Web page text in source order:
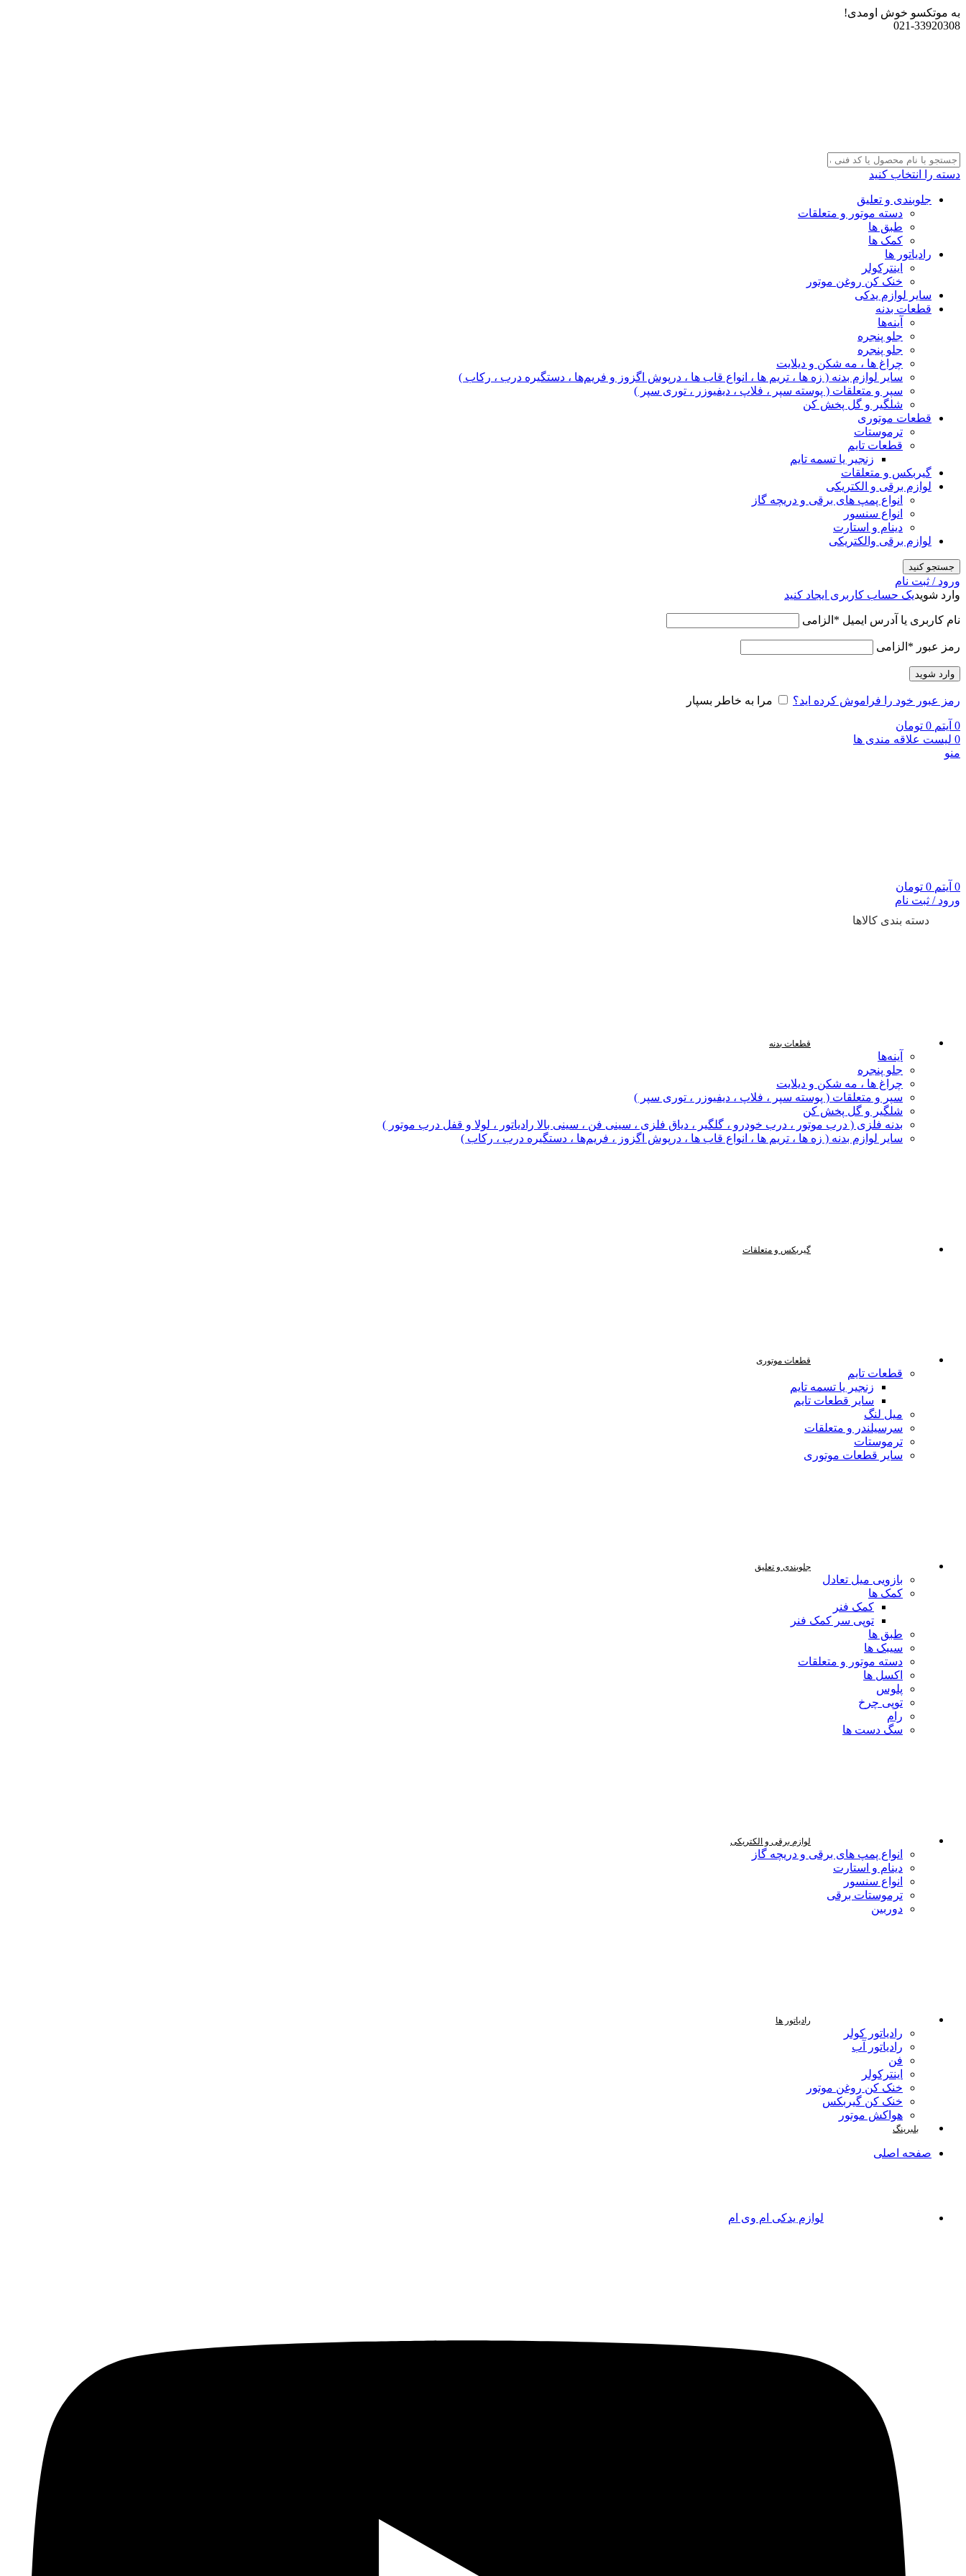
به موتکسو خوش اومدی!
021-33920308
دسته را انتخاب کنید
جلوبندی و تعلیق
دسته موتور و متعلقات
طبق ها
کمک ها
رادیاتور ها
اینترکولر
خنک کن روغن موتور
سایر لوازم یدکی
قطعات بدنه
آینه‌ها
جلو پنجره
جلو پنجره
چراغ‌ ها ، مه‌ شکن و دیلایت
سایر لوازم بدنه ( زه ها ، تریم ها ، انواع قاب ها ، درپوش اگزوز و فریم‌ها ، دستگیره درب ، رکاب )
سپر و متعلقات ( پوسته سپر ، فلاپ ، دیفیوزر ، توری سپر )
شلگیر و گل‌ پخش‌ کن
قطعات موتوری
ترموستات
قطعات تایم
زنجیر یا تسمه تایم
گیربکس و متعلقات
لوازم برقی و الکتریکی
انواع پمپ های برقی و دریچه گاز
انواع سنسور
دینام و استارت
لوازم برقی والکتریکی
جستجو کنید
ورود / ثبت نام
وارد شویدیک حساب کاربری ایجاد کنید
نام کاربری یا آدرس ایمیل * الزامی
رمز عبور * الزامی
وارد شوید
رمز عبور خود را فراموش کرده اید؟ مرا به خاطر بسپار
0 آیتم 0 تومان
0 لیست علاقه مندی ها
منو
0 آیتم 0 تومان
ورود / ثبت نام
دسته بندی کالاها
قطعات بدنه
آینه‌ها
جلو پنجره
چراغ‌ ها ، مه‌ شکن و دیلایت
سپر و متعلقات ( پوسته سپر ، فلاپ ، دیفیوزر ، توری سپر )
شلگیر و گل‌ پخش‌ کن
بدنه فلزی ( درب موتور ، درب خودرو ، گلگیر ، دیاق فلزی ، سینی فن ، سینی بالا رادیاتور ، لولا و قفل درب موتور )
سایر لوازم بدنه ( زه ها ، تریم ها ، انواع قاب ها ، درپوش اگزوز ، فریم‌ها ، دستگیره درب ، رکاب )
گیربکس و متعلقات
قطعات موتوری
قطعات تایم
زنجیر یا تسمه تایم
سایر قطعات تایم
میل لنگ
سرسیلندر و متعلقات
ترموستات
سایر قطعات موتوری
جلوبندی و تعلیق
بازویی میل تعادل
کمک ها
کمک فنر
توپی سر کمک فنر
طبق ها
سیبک ها
دسته موتور و متعلقات
اکسل ها
پلوس
توپی چرخ
رام
سگ دست ها
لوازم برقی و الکتریکی
انواع پمپ های برقی و دریچه گاز
دینام و استارت
انواع سنسور
ترموستات برقی
دوربین
رادیاتور ها
رادیاتور کولر
رادیاتور آب
فن
اینترکولر
خنک کن روغن موتور
خنک کن گیربکس
هواکش موتور
بلبرینگ
صفحه اصلی
لوازم یدکی ام وی ام